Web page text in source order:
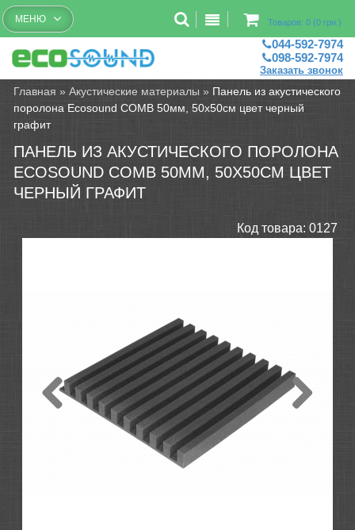
Бесплатный рассчет помещений
Товаров: 0 (0 грн.)
МЕНЮ
044-592-7974
098-592-7974
Заказать звонок
Главная »Акустические материалы » Панель из акустического
поролона Ecosound COMB 50мм, 50х50см цвет черный
графит
ПАНЕЛЬ ИЗ АКУСТИЧЕСКОГО ПОРОЛОНА
ECOSOUND COMB 50ММ, 50Х50СМ ЦВЕТ
ЧЕРНЫЙ ГРАФИТ
Код товара: 0127